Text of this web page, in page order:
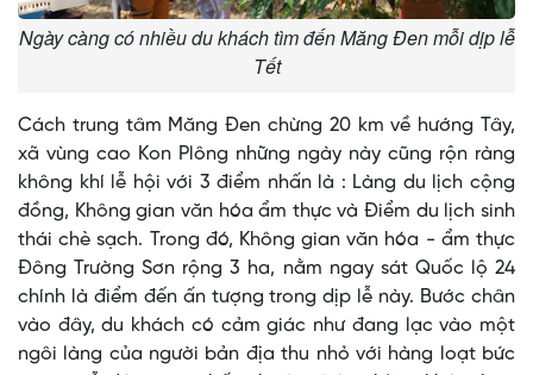
Ngày càng có nhiều du khách tìm đến Măng Đen mỗi dịp lễ
Tết
Cách trung tâm Măng Đen chừng 20 km về hướng Tây,
xã vùng cao Kon Plông những ngày này cũng rộn ràng
không khí lễ hội với 3 điểm nhấn là : Làng du lịch cộng
đồng, Không gian văn hóa ẩm thực và Điểm du lịch sinh
thái chè sạch. Trong đó, Không gian văn hóa - ẩm thực
Đông Trường Sơn rộng 3 ha, nằm ngay sát Quốc lộ 24
chính là điểm đến ấn tượng trong dịp lễ này. Bước chân
vào đây, du khách có cảm giác như đang lạc vào một
ngôi làng của người bản địa thu nhỏ với hàng loạt bức